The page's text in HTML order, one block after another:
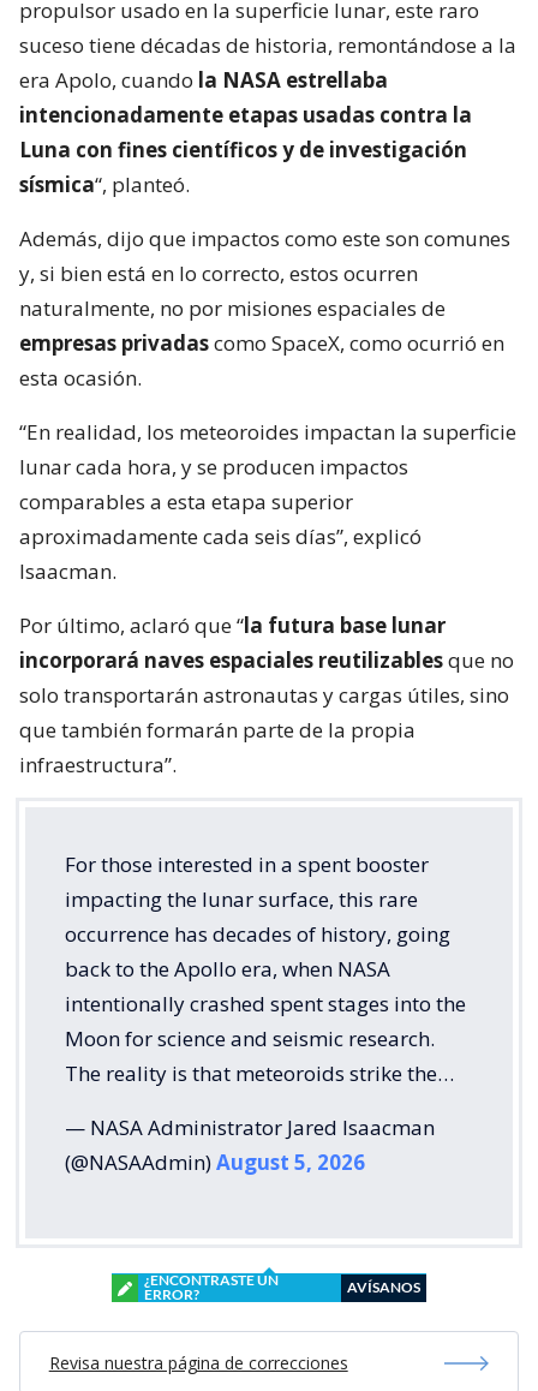
propulsor usado en la superficie lunar, este raro
suceso tiene décadas de historia, remontándose a la
era Apolo, cuando la NASA estrellaba
intencionadamente etapas usadas contra la
Luna con fines científicos y de investigación
sísmica“, planteó.
Además, dijo que impactos como este son comunes
y, si bien está en lo correcto, estos ocurren
naturalmente, no por misiones espaciales de
empresas privadascomo SpaceX, como ocurrió en
esta ocasión.
“En realidad, los meteoroides impactan la superficie
lunar cada hora, y se producen impactos
comparables a esta etapa superior
aproximadamente cada seis días”, explicó
Isaacman.
Por último, aclaró que “la futura base lunar
incorporará naves espaciales reutilizablesque no
solo transportarán astronautas y cargas útiles, sino
que también formarán parte de la propia
infraestructura”.
For those interested in a spent booster
impacting the lunar surface, this rare
occurrence has decades of history, going
back to the Apollo era, when NASA
intentionally crashed spent stages into the
Moon for science and seismic research.
The reality is that meteoroids strike the…
— NASA Administrator Jared Isaacman
(@NASAAdmin)August 5, 2026
¿ENCONTRASTE UN
ERROR?
AVÍSANOS
Revisa nuestra página de correcciones